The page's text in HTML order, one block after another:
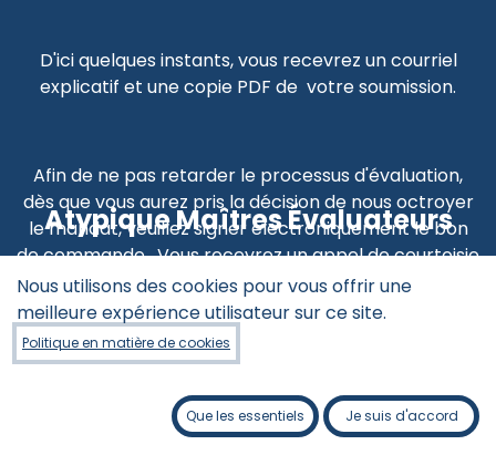
D'ici quelques instants, vous recevrez un courriel
explicatif et une copie PDF de votre soumission.
Afin de ne pas retarder le processus d'évaluation,
dès que vous aurez pris la décision de nous octroyer
le mandat, veuillez signer électroniquement le bon
de commande. Vous recevrez un appel de courtoisie
de la part de l'évaluateur attitré à votre dossier et
ce, dans les prochains 24h ouvrables.
Vous pouvez également accéder
à la soumission en consultant
Atypique Maîtres Évaluateurs
Nous utilisons des cookies pour vous offrir une
meilleure expérience utilisateur sur ce site.
Politique en matière de cookies
Que les essentiels Je suis d'accord